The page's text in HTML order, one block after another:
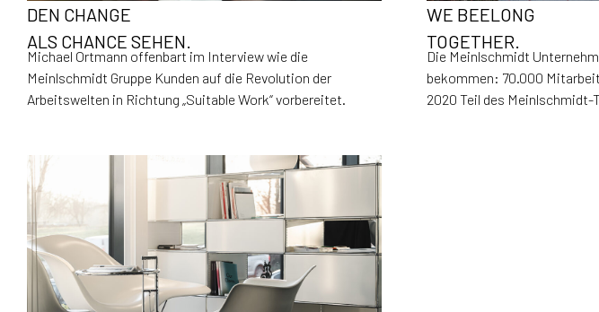
DEN CHANGE
ALS CHANCE SEHEN.
Michael Ortmann offenbart im Interview wie die
Meinlschmidt Gruppe Kunden auf die Revolution der
Arbeitswelten in Richtung „Suitable Work“ vorbereitet.
WE BEELONG
TOGETHER.
Die Meinlschmidt
bekommen: 70.000
2020 Teil des Meinlschmidt-